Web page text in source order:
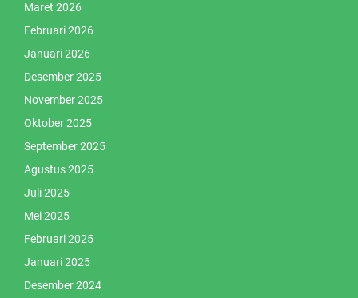
Maret 2026
Februari 2026
Januari 2026
Desember 2025
November 2025
Oktober 2025
September 2025
Agustus 2025
Juli 2025
Mei 2025
Februari 2025
Januari 2025
Desember 2024